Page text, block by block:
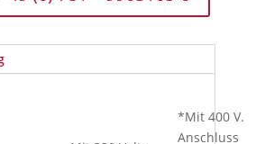
*Mit 400 V.
Anschluss